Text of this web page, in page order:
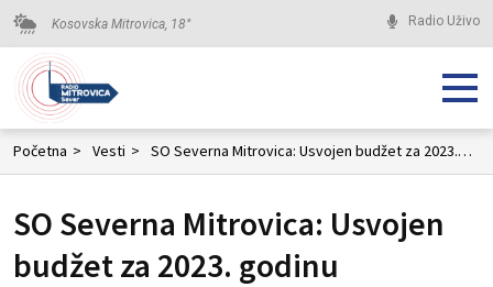
Kosovska Mitrovica, 18° Radio Uživo
Početna > Vesti > SO Severna Mitrovica: Usvojen budžet za 2023. godinu
SO Severna Mitrovica: Usvojen
budžet za 2023. godinu